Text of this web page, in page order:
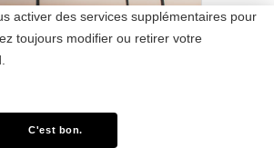
À MIAMI : QU’EST-CE
MAGIC CITY VOUS
activer des services supplémentaires pour
toujours modifier ou retirer votre
C'est bon.